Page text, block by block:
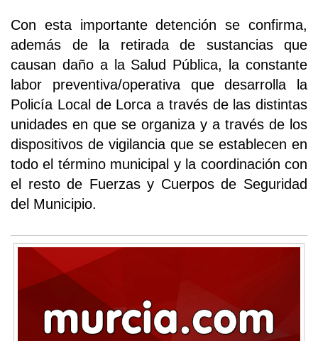
Con esta importante detención se confirma,
además de la retirada de sustancias que
causan daño a la Salud Pública, la constante
labor preventiva/operativa que desarrolla la
Policía Local de Lorca a través de las distintas
unidades en que se organiza y a través de los
dispositivos de vigilancia que se establecen en
todo el término municipal y la coordinación con
el resto de Fuerzas y Cuerpos de Seguridad
del Municipio.